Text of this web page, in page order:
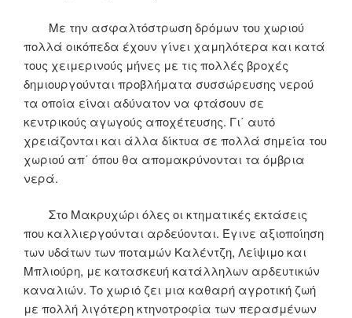
Με την ασφαλτόστρωση δρόμων του χωριού
πολλά οικόπεδα έχουν γίνει χαμηλότερα και κατά
τους χειμερινούς μήνες με τις πολλές βροχές
δημιουργούνται προβλήματα συσσώρευσης νερού
τα οποία είναι αδύνατον να φτάσουν σε
κεντρικούς αγωγούς αποχέτευσης. Γι΄ αυτό
χρειάζονται και άλλα δίκτυα σε πολλά σημεία του
χωριού απ΄ όπου θα απομακρύνονται τα όμβρια
νερά.
Στο Μακρυχώρι όλες οι κτηματικές εκτάσεις
που καλλιεργούνται αρδεύονται. Έγινε αξιοποίηση
των υδάτων των ποταμών Καλέντζη, Λείψιμο και
Μπλιούρη, με κατασκευή κατάλληλων αρδευτικών
καναλιών. Το χωριό ζει μια καθαρή αγροτική ζωή
με πολλή λιγότερη κτηνοτροφία των περασμένων